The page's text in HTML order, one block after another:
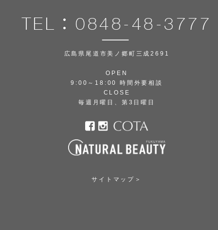
広島県尾道市美ノ郷町三成2691
OPEN
9:00～18:00 時間外要相談
CLOSE
毎週月曜日、第3日曜日
サイトマップ＞